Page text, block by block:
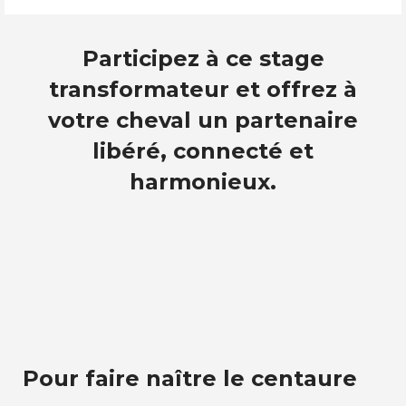
Participez à ce stage
transformateur et offrez à
votre cheval un partenaire
libéré, connecté et
harmonieux.
Pour faire naître le centaure